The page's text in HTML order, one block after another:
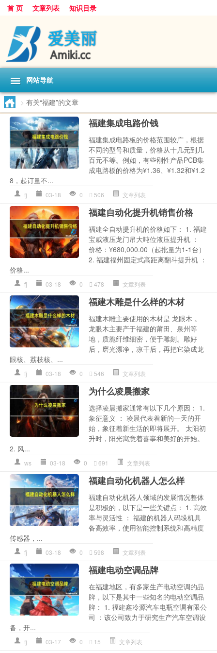
首 页 文章列表 知识目录
网站导航
> 有关“福建”的文章
福建集成电路价钱
福建集成电路板的价格范围较广，根据
不同的型号和质量，价格从十几元到几
百元不等。例如，有些刚性产品PCB集
成电路板的价格为¥1.36、¥1.32和¥1.2
8，起订量不...
fj 03-18 0 506 文章列表
福建自动化提升机销售价格
福建全自动提升机的价格如下： 1. 福建
宝威液压龙门吊大吨位液压提升机 ：
价格：¥680,000.00（起批量为1-1台）
2. 福建福州固定式高距离翻斗提升机 ：
价格...
fj 03-18 0 478 文章列表
福建木雕是什么样的木材
福建木雕主要使用的木材是 龙眼木 。
龙眼木主要产于福建的莆田、泉州等
地，质脆纤维细密，便于雕刻。雕好
后，磨光漂净，凉干后，再把它染成龙
眼核、荔枝核、...
fj 03-18 0 546 文章列表
为什么凌晨搬家
选择凌晨搬家通常有以下几个原因： 1.
象征意义 ： 凌晨代表着新的一天的开
始，象征着新生活的即将展开。 太阳初
升时，阳光寓意着喜事和美好的开始。
2. 风...
ws 03-18 0 691 文章列表
福建自动化机器人怎么样
福建自动化机器人领域的发展情况整体
是积极的，以下是一些关键点： 1. 高效
率与灵活性 ： 福建的机器人码垛机具
备高效率，使用智能控制系统和高精度
传感器，...
fj 03-18 0 598 文章列表
福建电动空调品牌
在福建地区，有多家生产电动空调的品
牌，以下是其中一些知名的电动空调品
牌： 1. 福建鑫冷源汽车电瓶空调有限公
司 ：该公司致力于研究生产汽车空调设
备，开...
fj 03-17 0 15 文章列表